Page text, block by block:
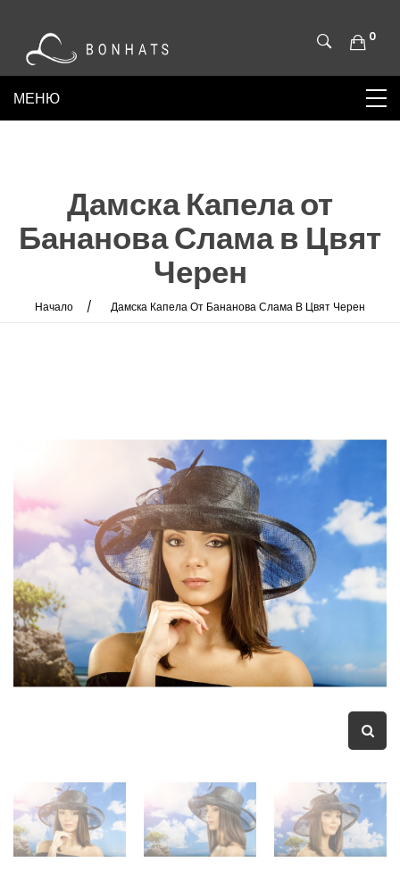
0
Дамска Капела от
Бананова Слама в Цвят
Черен
Начало Дамска Капела От Бананова Слама В Цвят Черен